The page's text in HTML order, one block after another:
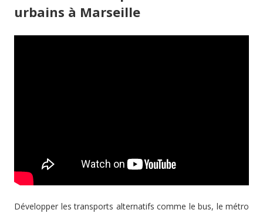
urbains à Marseille
Développer les transports alternatifs comme le bus, le métro